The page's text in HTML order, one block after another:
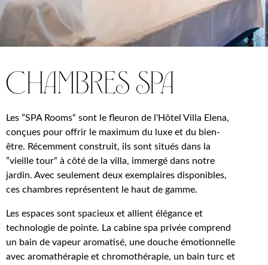
chambres spa
Les ”SPA Rooms“ sont le fleuron de l'Hôtel Villa Elena,
conçues pour offrir le maximum du luxe et du bien-
être. Récemment construit, ils sont situés dans la
”vieille tour“ à côté de la villa, immergé dans notre
jardin. Avec seulement deux exemplaires disponibles,
ces chambres représentent le haut de gamme.
Les espaces sont spacieux et allient élégance et
technologie de pointe. La cabine spa privée comprend
un bain de vapeur aromatisé, une douche émotionnelle
avec aromathérapie et chromothérapie, un bain turc et